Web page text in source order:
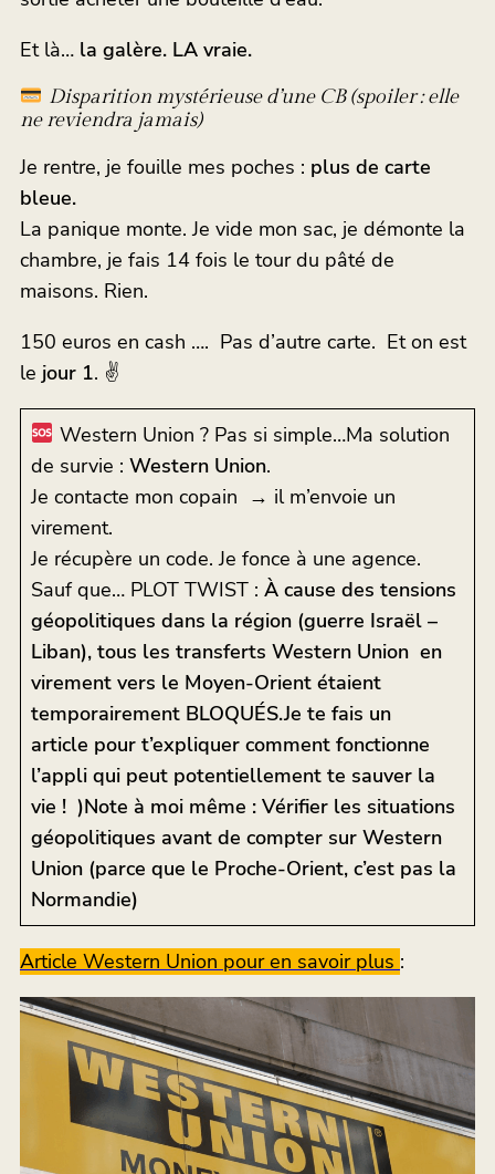
Et là… la galère. LA vraie.
Disparition mystérieuse d’une CB (spoiler : elle
ne reviendra jamais)
Je rentre, je fouille mes poches : plus de carte
bleue.
La panique monte. Je vide mon sac, je démonte la
chambre, je fais 14 fois le tour du pâté de
maisons. Rien.
150 euros en cash …. Pas d’autre carte. Et on est
le jour 1. ✌️
Western Union ? Pas si simple…Ma solution
de survie : Western Union.
Je contacte mon copain → il m’envoie un
virement.
Je récupère un code. Je fonce à une agence.
Sauf que… PLOT TWIST : À cause des tensions
géopolitiques dans la région (guerre Israël –
Liban), tous les transferts Western Union en
virement vers le Moyen-Orient étaient
temporairement BLOQUÉS.Je te fais un
article pour t’expliquer comment fonctionne
l’appli qui peut potentiellement te sauver la
vie ! )Note à moi même : Vérifier les situations
géopolitiques avant de compter sur Western
Union (parce que le Proche-Orient, c’est pas la
Normandie)
Article Western Union pour en savoir plus :